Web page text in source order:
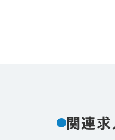
関連